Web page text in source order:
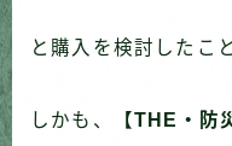
と購入を検討したこ
しかも、 【THE・防